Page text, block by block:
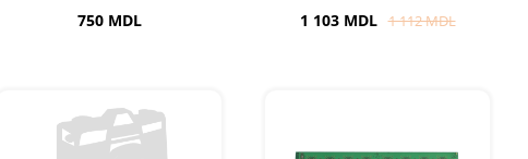
750 MDL 1 103 MDL 1 112 MDL